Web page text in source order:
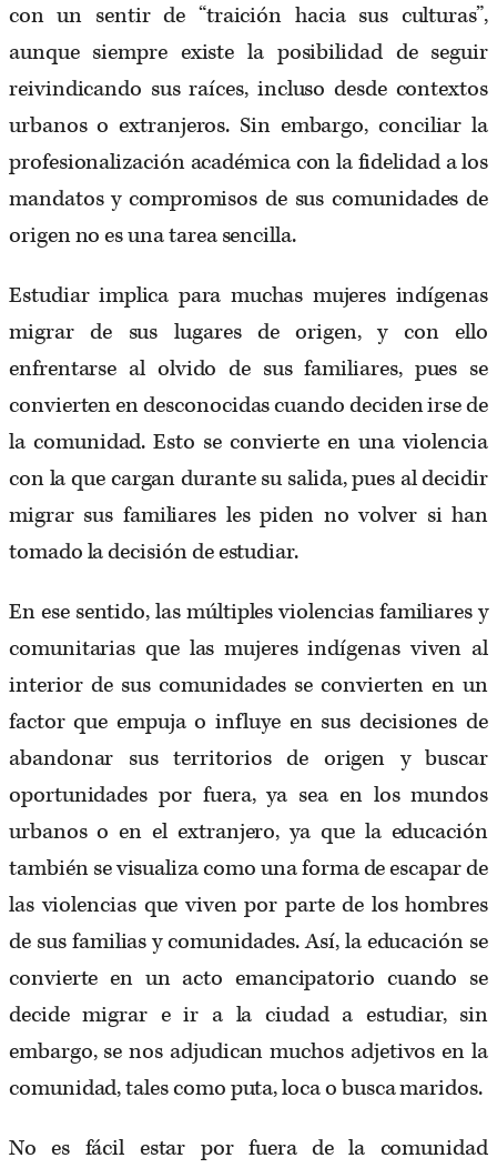
con un sentir de “traición hacia sus culturas”,
aunque siempre existe la posibilidad de seguir
reivindicando sus raíces, incluso desde contextos
urbanos o extranjeros. Sin embargo, conciliar la
profesionalización académica con la fidelidad a los
mandatos y compromisos de sus comunidades de
origen no es una tarea sencilla.
Estudiar implica para muchas mujeres indígenas
migrar de sus lugares de origen, y con ello
enfrentarse al olvido de sus familiares, pues se
convierten en desconocidas cuando deciden irse de
la comunidad. Esto se convierte en una violencia
con la que cargan durante su salida, pues al decidir
migrar sus familiares les piden no volver si han
tomado la decisión de estudiar.
En ese sentido, las múltiples violencias familiares y
comunitarias que las mujeres indígenas viven al
interior de sus comunidades se convierten en un
factor que empuja o influye en sus decisiones de
abandonar sus territorios de origen y buscar
oportunidades por fuera, ya sea en los mundos
urbanos o en el extranjero, ya que la educación
también se visualiza como una forma de escapar de
las violencias que viven por parte de los hombres
de sus familias y comunidades. Así, la educación se
convierte en un acto emancipatorio cuando se
decide migrar e ir a la ciudad a estudiar, sin
embargo, se nos adjudican muchos adjetivos en la
comunidad, tales como puta, loca o busca maridos.
No es fácil estar por fuera de la comunidad